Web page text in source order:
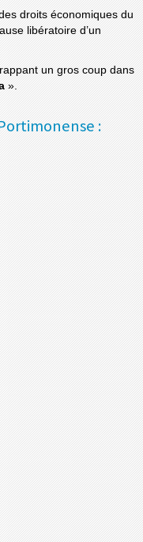
droits économiques du
libératoire d’un
un gros coup dans
».
: